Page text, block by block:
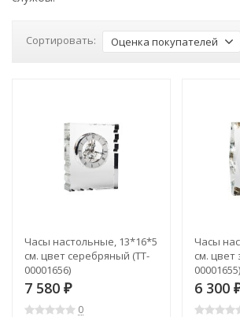
Сортировать: Оценка покупателей
Часы настольные, 13*16*5
см. цвет серебряный (TT-
00001656)
7 580 ₽
0
Часы
см. цвет
00001655)
6 300